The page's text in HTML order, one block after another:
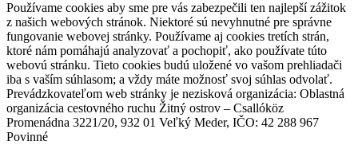
Používame cookies aby sme pre vás zabezpečili ten najlepší zážitok
z našich webových stránok. Niektoré sú nevyhnutné pre správne
fungovanie webovej stránky. Používame aj cookies tretích strán,
ktoré nám pomáhajú analyzovať a pochopiť, ako používate túto
webovú stránku. Tieto cookies budú uložené vo vašom prehliadači
iba s vaším súhlasom; a vždy máte možnosť svoj súhlas odvolať.
Prevádzkovateľom web stránky je nezisková organizácia: Oblastná
organizácia cestovného ruchu Žitný ostrov – Csallóköz
Promenádna 3221/20, 932 01 Veľký Meder, IČO: 42 288 967
Povinné